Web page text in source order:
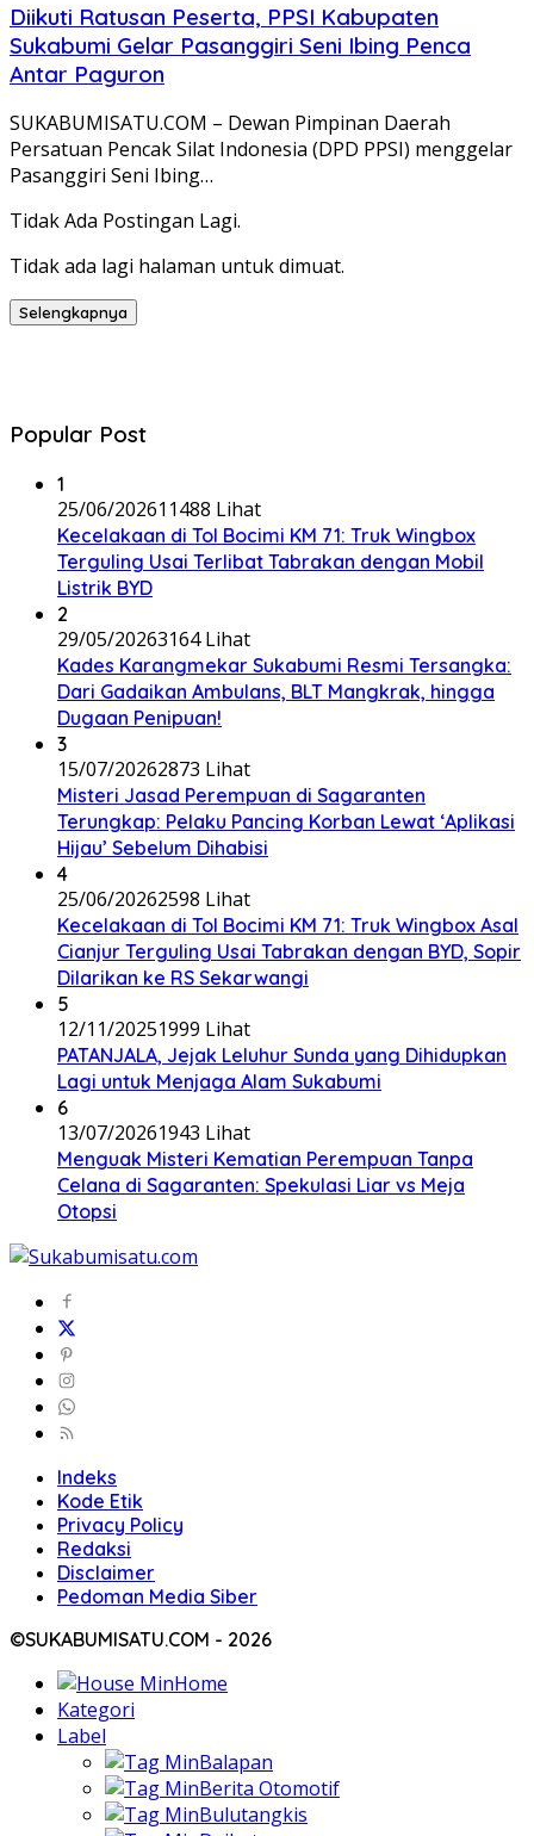
Diikuti Ratusan Peserta, PPSI Kabupaten
Sukabumi Gelar Pasanggiri Seni Ibing Penca
Antar Paguron
SUKABUMISATU.COM – Dewan Pimpinan Daerah
Persatuan Pencak Silat Indonesia (DPD PPSI) menggelar
Pasanggiri Seni Ibing…
Tidak Ada Postingan Lagi.
Tidak ada lagi halaman untuk dimuat.
Selengkapnya
Popular Post
1
25/06/202611488 Lihat
Kecelakaan di Tol Bocimi KM 71: Truk Wingbox
Terguling Usai Terlibat Tabrakan dengan Mobil
Listrik BYD
2
29/05/20263164 Lihat
Kades Karangmekar Sukabumi Resmi Tersangka:
Dari Gadaikan Ambulans, BLT Mangkrak, hingga
Dugaan Penipuan!
3
15/07/20262873 Lihat
Misteri Jasad Perempuan di Sagaranten
Terungkap: Pelaku Pancing Korban Lewat ‘Aplikasi
Hijau’ Sebelum Dihabisi
4
25/06/20262598 Lihat
Kecelakaan di Tol Bocimi KM 71: Truk Wingbox Asal
Cianjur Terguling Usai Tabrakan dengan BYD, Sopir
Dilarikan ke RS Sekarwangi
5
12/11/20251999 Lihat
PATANJALA, Jejak Leluhur Sunda yang Dihidupkan
Lagi untuk Menjaga Alam Sukabumi
6
13/07/20261943 Lihat
Menguak Misteri Kematian Perempuan Tanpa
Celana di Sagaranten: Spekulasi Liar vs Meja
Otopsi
Indeks
Kode Etik
Privacy Policy
Redaksi
Disclaimer
Pedoman Media Siber
©SUKABUMISATU.COM - 2026
Home
Kategori
Label
Balapan
Berita Otomotif
Bulutangkis